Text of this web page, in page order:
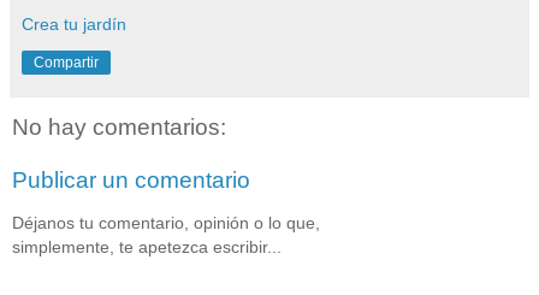
Crea tu jardín
Compartir
No hay comentarios:
Publicar un comentario
Déjanos tu comentario, opinión o lo que,
simplemente, te apetezca escribir...